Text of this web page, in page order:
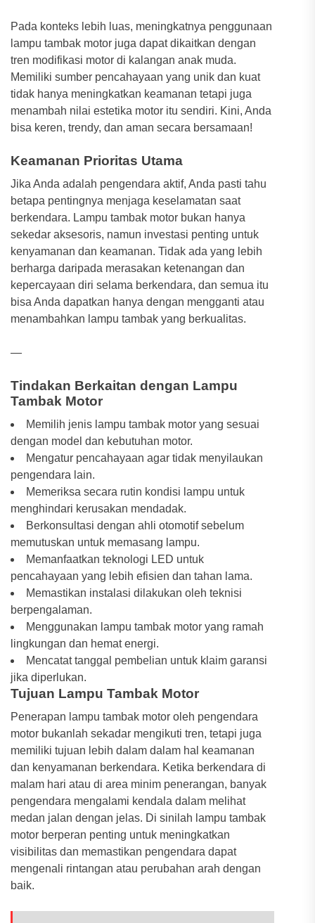
Pada konteks lebih luas, meningkatnya penggunaan
lampu tambak motor juga dapat dikaitkan dengan
tren modifikasi motor di kalangan anak muda.
Memiliki sumber pencahayaan yang unik dan kuat
tidak hanya meningkatkan keamanan tetapi juga
menambah nilai estetika motor itu sendiri. Kini, Anda
bisa keren, trendy, dan aman secara bersamaan!
Keamanan Prioritas Utama
Jika Anda adalah pengendara aktif, Anda pasti tahu
betapa pentingnya menjaga keselamatan saat
berkendara. Lampu tambak motor bukan hanya
sekedar aksesoris, namun investasi penting untuk
kenyamanan dan keamanan. Tidak ada yang lebih
berharga daripada merasakan ketenangan dan
kepercayaan diri selama berkendara, dan semua itu
bisa Anda dapatkan hanya dengan mengganti atau
menambahkan lampu tambak yang berkualitas.
—
Tindakan Berkaitan dengan Lampu
Tambak Motor
Memilih jenis lampu tambak motor yang sesuai
dengan model dan kebutuhan motor.
Mengatur pencahayaan agar tidak menyilaukan
pengendara lain.
Memeriksa secara rutin kondisi lampu untuk
menghindari kerusakan mendadak.
Berkonsultasi dengan ahli otomotif sebelum
memutuskan untuk memasang lampu.
Memanfaatkan teknologi LED untuk
pencahayaan yang lebih efisien dan tahan lama.
Memastikan instalasi dilakukan oleh teknisi
berpengalaman.
Menggunakan lampu tambak motor yang ramah
lingkungan dan hemat energi.
Mencatat tanggal pembelian untuk klaim garansi
jika diperlukan.
Tujuan Lampu Tambak Motor
Penerapan lampu tambak motor oleh pengendara
motor bukanlah sekadar mengikuti tren, tetapi juga
memiliki tujuan lebih dalam dalam hal keamanan
dan kenyamanan berkendara. Ketika berkendara di
malam hari atau di area minim penerangan, banyak
pengendara mengalami kendala dalam melihat
medan jalan dengan jelas. Di sinilah lampu tambak
motor berperan penting untuk meningkatkan
visibilitas dan memastikan pengendara dapat
mengenali rintangan atau perubahan arah dengan
baik.